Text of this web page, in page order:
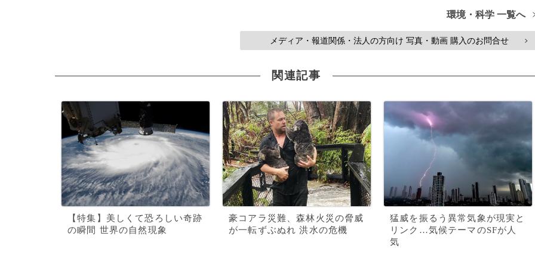
環境・科学 一覧へ
メディア・報道関係・法人の方向け 写真・動画 購入のお問合せ >
関連記事
【特集】美しくて恐ろしい奇跡
の瞬間 世界の自然現象
豪コアラ災難、森林火災の脅威
が一転ずぶぬれ 洪水の危機
猛威を振るう異常気象が現実と
リンク…気候テーマのSFが人
気